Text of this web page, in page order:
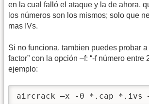
en la cual falló el ataque y la de ahora,
los números son los mismos; solo que
mas IVs.
Si no funciona, tambien puedes probar
factor” con la opción –f: “-f número entre
ejemplo:
aircrack –x -0 *.cap *.ivs